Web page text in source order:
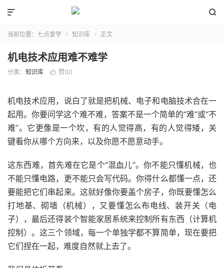


当前位置： 七点爱学  知识库  正文
机电技术应用难不难学
分类： 知识库  赞(0)
机电技术应用，说白了就是把机械、电子和电脑技术合在一
起用。你要问学这个难不难，答案不是一个简单的“难”或“不
难”。它更像是一个坎，有的人觉得高，有的人觉得矮，关
键看你从哪个方向来，以及你愿不愿意动手。
这东西难，首先难在它是个“混血儿”。你不能只懂机械，也
不能只懂电路，更不能只会写代码。你得什么都懂一点，还
要能把它们串起来。这就好像你要盖个房子，你既要懂怎么
打地基、砌墙（机械），又要懂怎么布电线、装开关（电
子），最后还得装个智能家居系统来控制所有东西（计算机
控制）。这三个领域，每一个单独学都不算简单，现在要把
它们捏在一起，难度自然就上去了。